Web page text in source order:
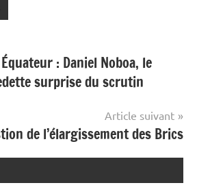
: Daniel Noboa, le
surprise du scrutin
Article suivant
de l’élargissement des Brics